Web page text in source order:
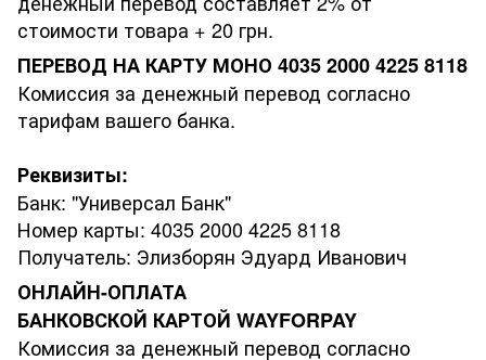
стоимости товара + 20 грн.
ПЕРЕВОД НА КАРТУ МОНО 4035 2000 4225 8118
Комиссия за денежный перевод согласно
тарифам вашего банка.
Реквизиты:
Банк: "Универсал Банк"
Номер карты: 4035 2000 4225 8118
Получатель: Элизборян Эдуард Иванович
ОНЛАЙН-ОПЛАТА
БАНКОВСКОЙ КАРТОЙ WAYFORPAY
Комиссия за денежный перевод согласно